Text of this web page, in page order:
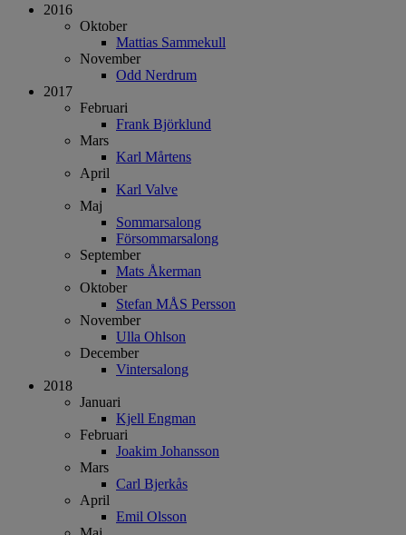
2016
Oktober
Mattias Sammekull
November
Odd Nerdrum
2017
Februari
Frank Björklund
Mars
Karl Mårtens
April
Karl Valve
Maj
Sommarsalong
Försommarsalong
September
Mats Åkerman
Oktober
Stefan MÅS Persson
November
Ulla Ohlson
December
Vintersalong
2018
Januari
Kjell Engman
Februari
Joakim Johansson
Mars
Carl Bjerkås
April
Emil Olsson